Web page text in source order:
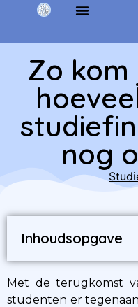
Zo
nog
Inhoudsopgave
Met de terugkomst
studenten er